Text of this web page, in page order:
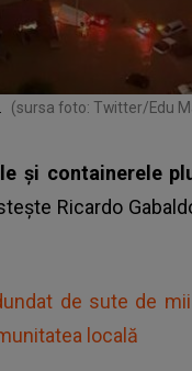
(sursa foto: Twitter/Edu
și containerele
Ricardo
de sute de
locală